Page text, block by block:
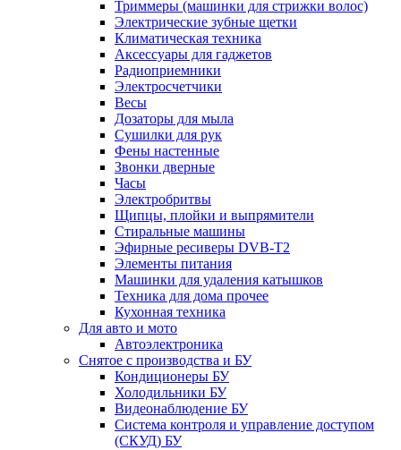
Триммеры (машинки для стрижки волос)
Электрические зубные щетки
Климатическая техника
Аксессуары для гаджетов
Радиоприемники
Электросчетчики
Весы
Дозаторы для мыла
Сушилки для рук
Фены настенные
Звонки дверные
Часы
Электробритвы
Щипцы, плойки и выпрямители
Стиральные машины
Эфирные ресиверы DVB-T2
Элементы питания
Машинки для удаления катышков
Техника для дома прочее
Кухонная техника
Для авто и мото
Автоэлектроника
Снятое с производства и БУ
Кондиционеры БУ
Холодильники БУ
Видеонаблюдение БУ
Система контроля и управление доступом
(СКУД) БУ